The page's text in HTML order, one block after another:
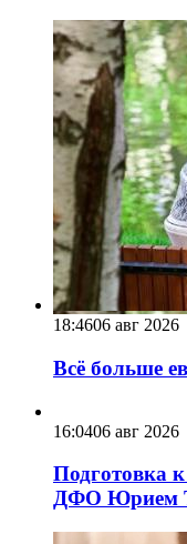
18:4606 авг 2026
Всё больше
16:0406 авг 2026
Подготовка
ДФО Юрием